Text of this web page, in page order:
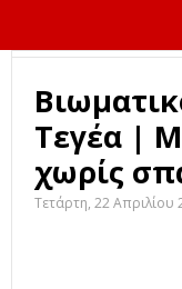
Τεγέα |
χωρίς
Τετάρτη, 22 Απριλίου